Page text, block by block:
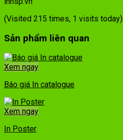
(Visited 215 times, 1 visits today)
Sản phẩm liên quan
Xem ngay
Báo giá In catalogue
Xem ngay
In Poster